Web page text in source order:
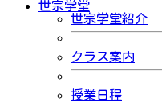
世宗学堂
世宗学堂紹介
クラス案内
授業日程